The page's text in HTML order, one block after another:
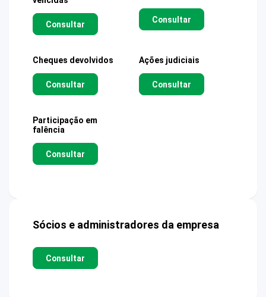
Consultar Consultar
Cheques devolvidos
Consultar
Ações judiciais
Consultar
Participação em
falência
Consultar
Sócios e administradores da empresa
Consultar